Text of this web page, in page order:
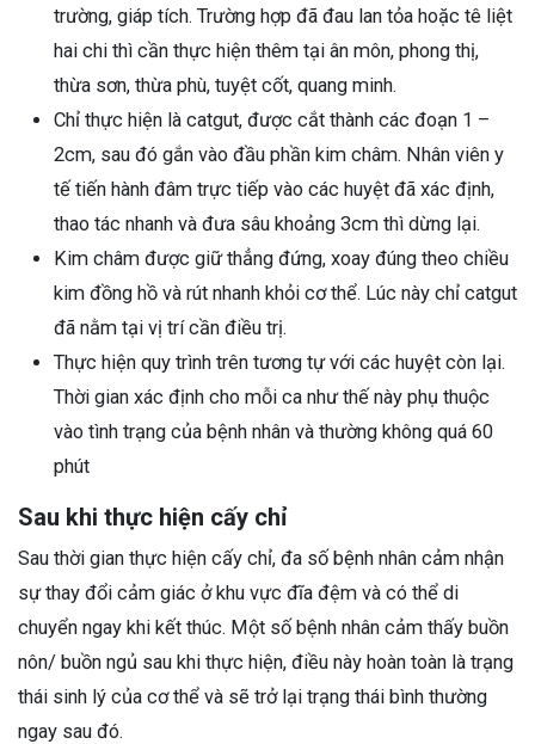
trường, giáp tích. Trường hợp đã đau lan tỏa hoặc tê liệt
hai chi thì cần thực hiện thêm tại ân môn, phong thị,
thừa sơn, thừa phù, tuyệt cốt, quang minh.
Chỉ thực hiện là catgut, được cắt thành các đoạn 1 –
2cm, sau đó gắn vào đầu phần kim châm. Nhân viên y
tế tiến hành đâm trực tiếp vào các huyệt đã xác định,
thao tác nhanh và đưa sâu khoảng 3cm thì dừng lại.
Kim châm được giữ thẳng đứng, xoay đúng theo chiều
kim đồng hồ và rút nhanh khỏi cơ thể. Lúc này chỉ catgut
đã nằm tại vị trí cần điều trị.
Thực hiện quy trình trên tương tự với các huyệt còn lại.
Thời gian xác định cho mỗi ca như thế này phụ thuộc
vào tình trạng của bệnh nhân và thường không quá 60
phút
Sau khi thực hiện cấy chỉ
Sau thời gian thực hiện cấy chỉ, đa số bệnh nhân cảm nhận
sự thay đổi cảm giác ở khu vực đĩa đệm và có thể di
chuyển ngay khi kết thúc. Một số bệnh nhân cảm thấy buồn
nôn/ buồn ngủ sau khi thực hiện, điều này hoàn toàn là trạng
thái sinh lý của cơ thể và sẽ trở lại trạng thái bình thường
ngay sau đó.